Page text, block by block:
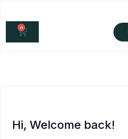
content
0
CART
Hi, Welcome back!